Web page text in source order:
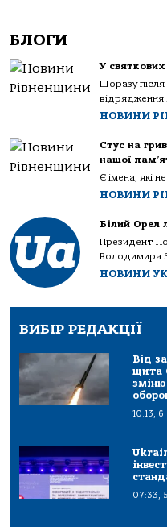
БЛОГИ
У святкових
Щоразу після
відрядження
НОВИНИ
Стус на
нашої
Є імена, які
НОВИНИ
Білий Орел
Президент
Володимира
НОВИНИ
ВИБІР РЕДАКЦІЇ
Від
щита
10:13,
07:33,